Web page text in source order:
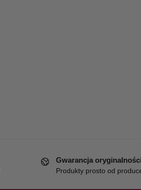
Gwarancja
Produkty prosto od